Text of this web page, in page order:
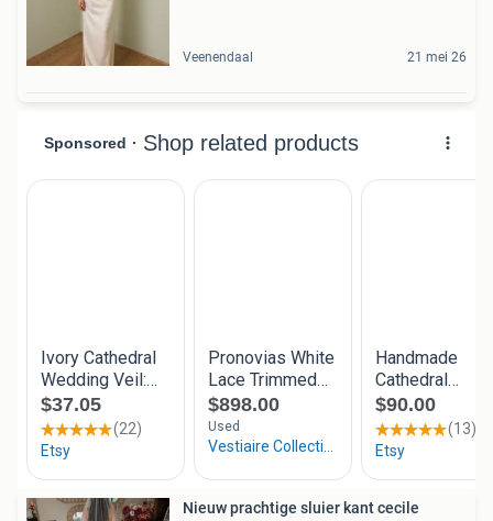
Veenendaal 21 mei 26
Nieuw prachtige sluier kant cecile